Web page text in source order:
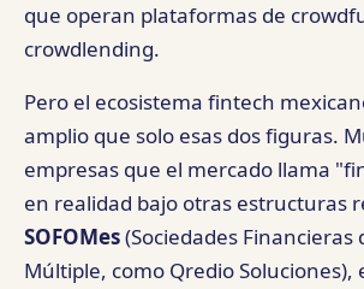
que operan plataformas de
crowdlending.
Pero el ecosistema fintech
amplio que solo esas dos figuras.
empresas que el mercado llama
en realidad bajo otras estructuras
SOFOMes(Sociedades Financieras
Múltiple, como Qredio Soluciones),